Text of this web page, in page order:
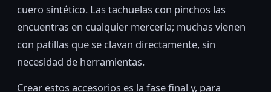
cuero sintético. Las tachuelas con pinchos las
encuentras en cualquier mercería; muchas vienen
con patillas que se clavan directamente, sin
necesidad de herramientas.
Crear estos accesorios es la fase final y, para